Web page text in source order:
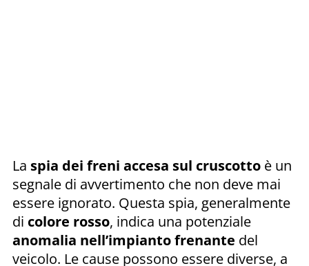
La spia dei freni accesa sul cruscotto è un
segnale di avvertimento che non deve mai
essere ignorato. Questa spia, generalmente
di colore rosso, indica una potenziale
anomalia nell’impianto frenante del
veicolo. Le cause possono essere diverse, a